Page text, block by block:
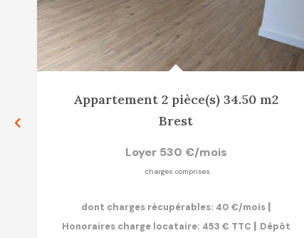
Appartement 2 pièce(s) 34.50 m2
Brest
Loyer 530 €/mois
charges comprises
dont charges récupérables: 40 €/mois |
Honoraires charge locataire: 453 € TTC | Dépôt